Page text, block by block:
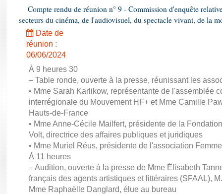
Compte rendu de réunion n° 9 - Commission d'enquête
secteurs du cinéma, de l'audiovisuel, du spectacle vivant, de la
Date de
réunion :
06/06/2024
À 9 heures 30
– Table ronde, ouverte à la presse, réunissant les
• Mme Sarah Karlikow, représentante de l'assemblée
interrégionale du Mouvement HF+ et Mme Camille
Hauts-de-France
• Mme Anne-Cécile Mailfert, présidente de la
Volt, directrice des affaires publiques et juridiques
• Mme Muriel Réus, présidente de l'association
À 11 heures
– Audition, ouverte à la presse de Mme Élisabeth
français des agents artistiques et littéraires (SFAAL),
Mme Raphaëlle Danglard, élue au bureau